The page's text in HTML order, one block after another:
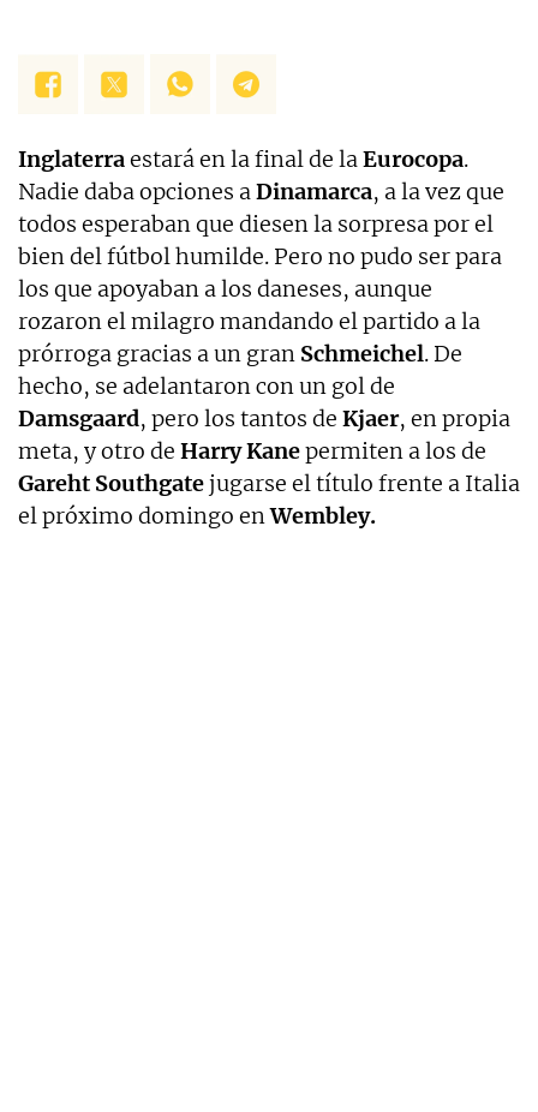
Inglaterraestará en la final de laEurocopa.
Nadie daba opciones aDinamarca, a la vez que
todos esperaban que diesen la sorpresa por el
bien del fútbol humilde. Pero no pudo ser para
los que apoyaban a los daneses, aunque
rozaron el milagro mandando el partido a la
prórroga gracias a un gran Schmeichel. De
hecho, se adelantaron con un gol de
Damsgaard, pero los tantos de Kjaer, en propia
meta, y otro de Harry Kanepermiten a los de
Gareht Southgatejugarse el título frente a Italia
el próximo domingo enWembley.